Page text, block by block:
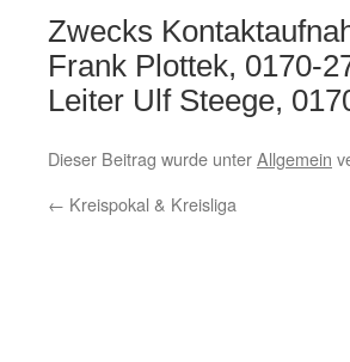
Zwecks
Frank Plottek, 0170-
Leiter Ulf Steege,
Dieser Beitrag wurde unterAllgemein
← Kreispokal & Kreisliga